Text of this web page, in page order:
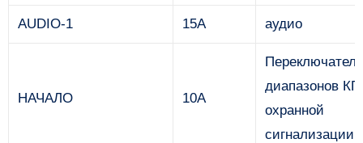
AUDIO-1 15А аудио
НАЧАЛО 10А
Переключатель
диапазонов
охранной
сигнализации